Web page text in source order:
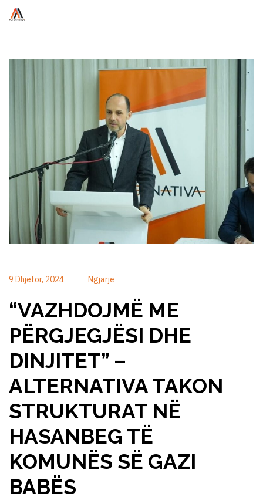
9 Dhjetor, 2024 Ngjarje
“VAZHDOJMË ME
PËRGJEGJËSI DHE
DINJITET” –
ALTERNATIVA TAKON
STRUKTURAT NË
HASANBEG TË
KOMUNËS SË GAZI
BABËS